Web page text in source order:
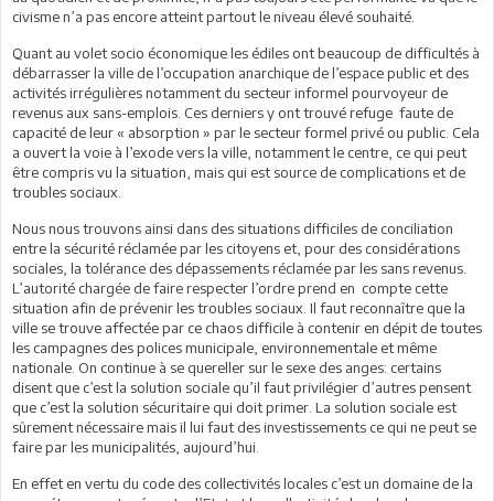
civisme n’a pas encore atteint partout le niveau élevé souhaité.
Quant au volet socio économique les édiles ont beaucoup de difficultés à
débarrasser la ville de l’occupation anarchique de l’espace public et des
activités irrégulières notamment du secteur informel pourvoyeur de
revenus aux sans-emplois. Ces derniers y ont trouvé refuge faute de
capacité de leur « absorption » par le secteur formel privé ou public. Cela
a ouvert la voie à l’exode vers la ville, notamment le centre, ce qui peut
être compris vu la situation, mais qui est source de complications et de
troubles sociaux.
Nous nous trouvons ainsi dans des situations difficiles de conciliation
entre la sécurité réclamée par les citoyens et, pour des considérations
sociales, la tolérance des dépassements réclamée par les sans revenus.
L’autorité chargée de faire respecter l’ordre prend en compte cette
situation afin de prévenir les troubles sociaux. Il faut reconnaître que la
ville se trouve affectée par ce chaos difficile à contenir en dépit de toutes
les campagnes des polices municipale, environnementale et même
nationale. On continue à se quereller sur le sexe des anges: certains
disent que c’est la solution sociale qu’il faut privilégier d’autres pensent
que c’est la solution sécuritaire qui doit primer. La solution sociale est
sûrement nécessaire mais il lui faut des investissements ce qui ne peut se
faire par les municipalités, aujourd’hui.
En effet en vertu du code des collectivités locales c’est un domaine de la